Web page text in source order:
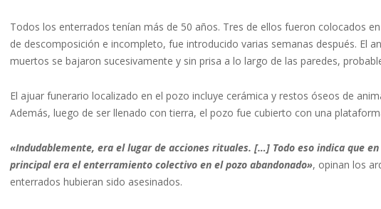
Todos los enterrados tenían más de 50 años. Tres de ellos fueron colocados
de descomposición e incompleto, fue introducido varias semanas después. El
muertos se bajaron sucesivamente y sin prisa a lo largo de las paredes,
El ajuar funerario localizado en el pozo incluye cerámica y restos óseos de
Además, luego de ser llenado con tierra, el pozo fue cubierto con una
«Indudablemente, era el lugar de acciones rituales. […] Todo eso indica que
principal era el enterramiento colectivo en el pozo abandonado», opinan los
enterrados hubieran sido asesinados.